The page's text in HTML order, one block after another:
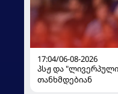
17:04/06-08-2026
პსჟ და
თანხმდებიან